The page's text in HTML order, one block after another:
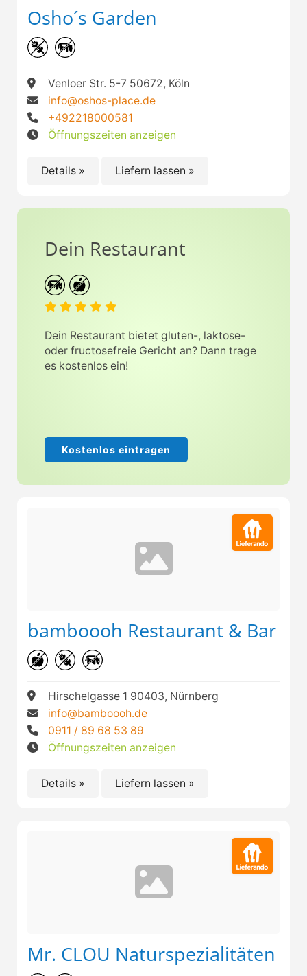
Osho´s Garden
Venloer Str. 5-7 50672, Köln
info@oshos-place.de
+492218000581
Öffnungszeiten anzeigen
Details » Liefern lassen »
Dein Restaurant
Dein Restaurant bietet gluten-, laktose-
oder fructosefreie Gericht an? Dann trage
es kostenlos ein!
Kostenlos eintragen
bamboooh Restaurant & Bar
Hirschelgasse 1 90403, Nürnberg
info@bamboooh.de
0911 / 89 68 53 89
Öffnungszeiten anzeigen
Details » Liefern lassen »
Mr. CLOU Naturspezialitäten